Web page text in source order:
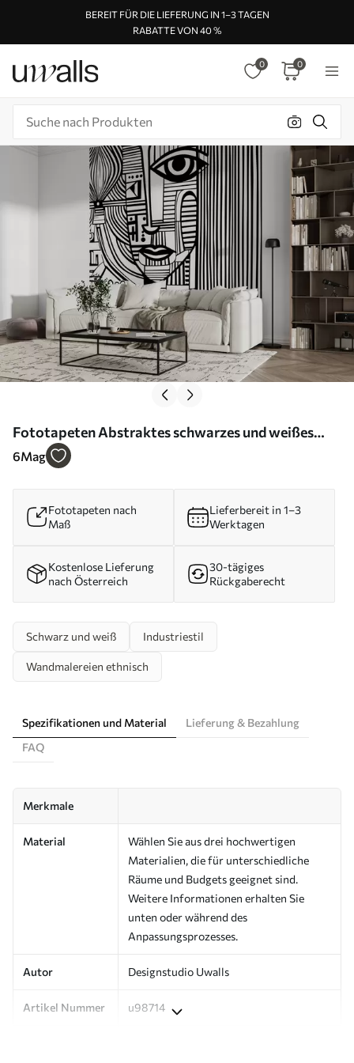
BEREIT FÜR DIE LIEFERUNG IN 1–3 TAGEN
RABATTE VON 40 %
0 0
Fototapeten Abstraktes schwarzes und weißes
Gesicht N° u98714
6Mag
Fototapeten nach
Maß
Lieferbereit in 1–3
Werktagen
Kostenlose Lieferung
nach Österreich
30-tägiges
Rückgaberecht
Schwarz und weiß Industriestil
Wandmalereien ethnisch
Spezifikationen und Material
Lieferung & Bezahlung
FAQ
Merkmale
Material
Wählen Sie aus drei hochwertigen
Materialien, die für unterschiedliche
Räume und Budgets geeignet sind.
Weitere Informationen erhalten Sie
unten oder während des
Anpassungsprozesses.
Autor Designstudio Uwalls
Artikel Nummer u98714